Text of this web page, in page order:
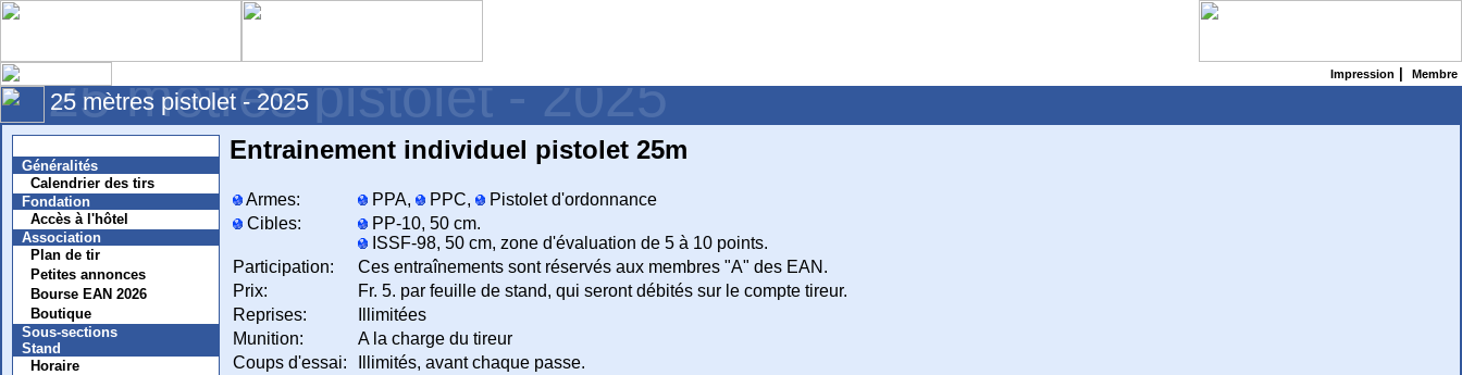
Impression Membre
25 mètres pistolet - 2025
25 mètres pistolet - 2025
Généralités
Calendrier des tirs
Fondation
Accès à l'hôtel
Association
Plan de tir
Petites annonces
Bourse EAN 2026
Boutique
Sous-sections
Stand
Horaire
Entrainement individuel pistolet 25m
Armes: PPA, PPC,
Pistolet d'ordonnance
Cibles:
PP-10, 50 cm.
ISSF-98, 50 cm, zone d'évaluation de 5 à 10 points.
Participation:
Ces entraînements sont réservés aux membres "A" des EAN.
Prix:
Fr. 5. par feuille de stand, qui seront débités sur le compte tireur.
Reprises:
Illimitées
Munition:
A la charge du tireur
Coups d'essai:
Illimités, avant chaque passe.